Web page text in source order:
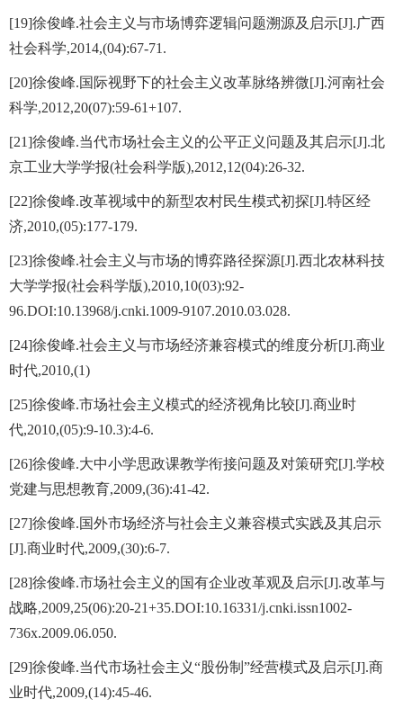
[19]徐俊峰.社会主义与市场博弈逻辑问题溯源及启示[J].广西
社会科学,2014,(04):67-71.
[20]徐俊峰.国际视野下的社会主义改革脉络辨微[J].河南社会
科学,2012,20(07):59-61+107.
[21]徐俊峰.当代市场社会主义的公平正义问题及其启示[J].北
京工业大学学报(社会科学版),2012,12(04):26-32.
[22]徐俊峰.改革视域中的新型农村民生模式初探[J].特区经
济,2010,(05):177-179.
[23]徐俊峰.社会主义与市场的博弈路径探源[J].西北农林科技
大学学报(社会科学版),2010,10(03):92-
96.DOI:10.13968/j.cnki.1009-9107.2010.03.028.
[24]徐俊峰.社会主义与市场经济兼容模式的维度分析[J].商业
时代,2010,(1)
[25]徐俊峰.市场社会主义模式的经济视角比较[J].商业时
代,2010,(05):9-10.3):4-6.
[26]徐俊峰.大中小学思政课教学衔接问题及对策研究[J].学校
党建与思想教育,2009,(36):41-42.
[27]徐俊峰.国外市场经济与社会主义兼容模式实践及其启示
[J].商业时代,2009,(30):6-7.
[28]徐俊峰.市场社会主义的国有企业改革观及启示[J].改革与
战略,2009,25(06):20-21+35.DOI:10.16331/j.cnki.issn1002-
736x.2009.06.050.
[29]徐俊峰.当代市场社会主义“股份制”经营模式及启示[J].商
业时代,2009,(14):45-46.